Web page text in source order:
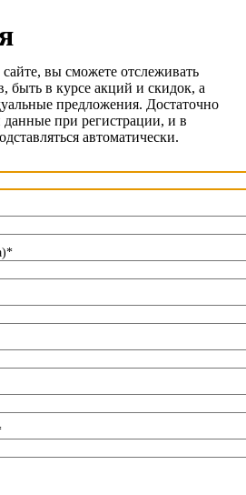
вы сможете отслеживать
быть в курсе акций и скидок, а
предложения. Достаточно
при регистрации, и в
автоматически.
*